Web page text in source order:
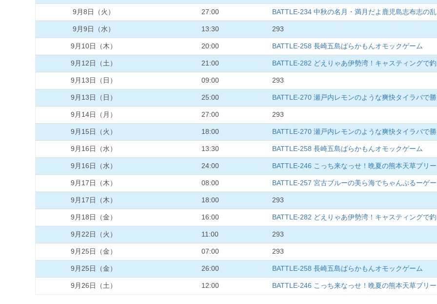
9月8日（火） 27:00 BATTLE-234 中秋の名月・満月だよ鹿児島志布志の乱
9月9日（水） 13:30 293
9月10日（木） 20:00 BATTLE-258 長崎五島ばらかもんオモックゲーム
9月12日（土） 21:00 BATTLE-282 どえりゃあ伊勢湾！キャスティングで
9月13日（日） 09:00 293
9月13日（日） 25:00 BATTLE-270 瀬戸内レモンのような爽快タイラバで
9月14日（月） 27:00 293
9月15日（火） 18:00 BATTLE-270 瀬戸内レモンのような爽快タイラバで
9月16日（水） 13:30 BATTLE-258 長崎五島ばらかもんオモックゲーム
9月16日（水） 24:00 BATTLE-246 こっち来なっせ！晩夏の熊本天草ブリ
9月17日（木） 08:00 BATTLE-257 宮古ブルーの美ら海でちゃんぷるーゲ
9月17日（木） 18:00 293
9月18日（金） 16:00 BATTLE-282 どえりゃあ伊勢湾！キャスティングで
9月22日（火） 11:00 293
9月25日（金） 07:00 293
9月25日（金） 26:00 BATTLE-258 長崎五島ばらかもんオモックゲーム
9月26日（土） 12:00 BATTLE-246 こっち来なっせ！晩夏の熊本天草ブリ